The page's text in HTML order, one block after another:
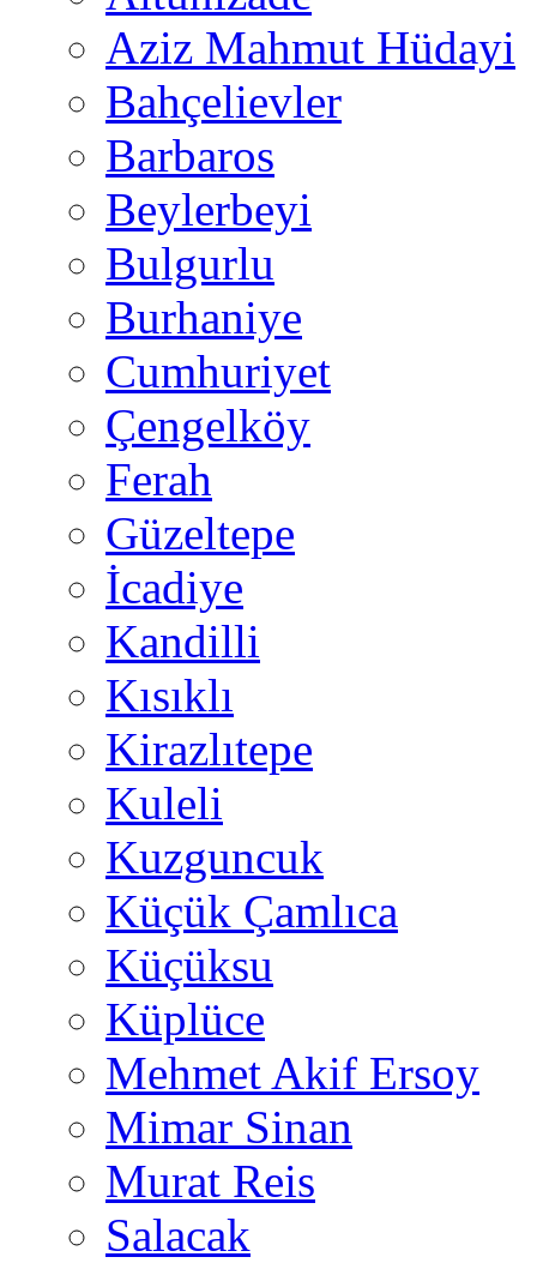
Aziz Mahmut Hüdayi
Bahçelievler
Barbaros
Beylerbeyi
Bulgurlu
Burhaniye
Cumhuriyet
Çengelköy
Ferah
Güzeltepe
İcadiye
Kandilli
Kısıklı
Kirazlıtepe
Kuleli
Kuzguncuk
Küçük Çamlıca
Küçüksu
Küplüce
Mehmet Akif Ersoy
Mimar Sinan
Murat Reis
Salacak